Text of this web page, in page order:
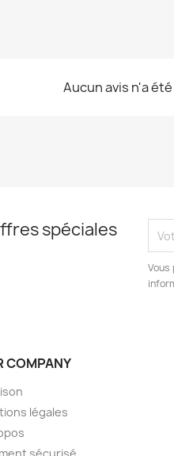
Aucun avis n'a
spéciales
Vous
COMPANY
légales